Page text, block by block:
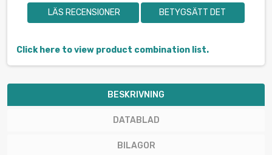
LÄS RECENSIONER BETYGSÄTT DET
Click here to view product combination list.
BESKRIVNING
DATABLAD
BILAGOR